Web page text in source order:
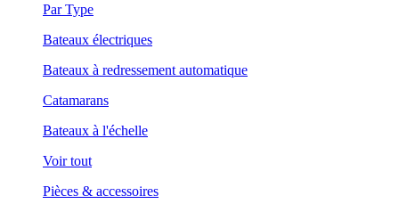
Par Type
Bateaux électriques
Bateaux à redressement automatique
Catamarans
Bateaux à l'échelle
Voir tout
Pièces & accessoires